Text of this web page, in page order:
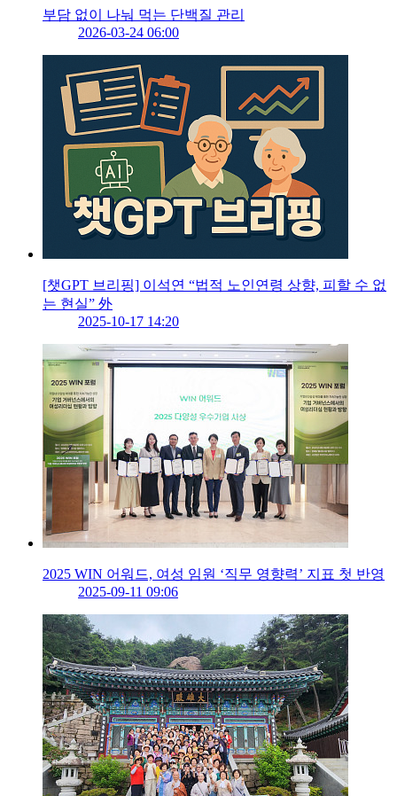
부담 없이 나눠 먹는 단백질 관리
2026-03-24 06:00
[챗GPT 브리핑] 이석연 “법적 노인연령 상향, 피할 수 없
는 현실” 外
2025-10-17 14:20
2025 WIN 어워드, 여성 임원 ‘직무 영향력’ 지표 첫 반영
2025-09-11 09:06